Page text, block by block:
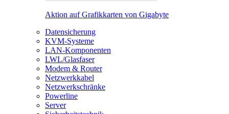
Aktion auf Grafikkarten von Gigabyte
Datensicherung
KVM-Systeme
LAN-Komponenten
LWL/Glasfaser
Modem & Router
Netzwerkkabel
Netzwerkschränke
Powerline
Server